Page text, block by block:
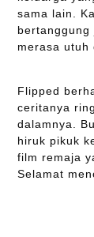
sama lain.
bertanggung
merasa utuh
Flipped
ceritanya
dalamnya.
hiruk pikuk
film remaja
Selamat